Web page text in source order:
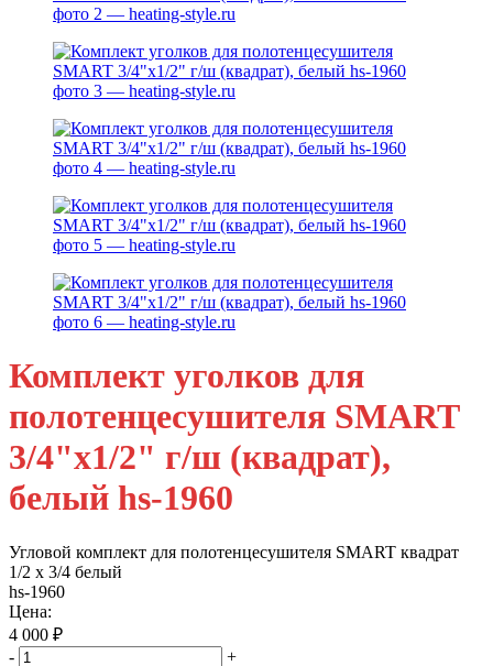
Комплект уголков для
полотенцесушителя SMART
3/4"х1/2" г/ш (квадрат),
белый hs-1960
Угловой комплект для полотенцесушителя SMART квадрат
1/2 х 3/4 белый
hs-1960
Цена:
4 000 ₽
-
+